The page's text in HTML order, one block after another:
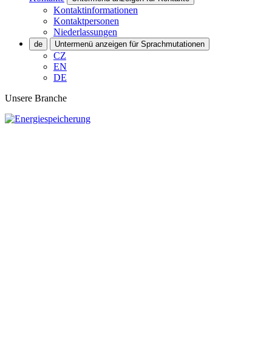
Kontaktinformationen
Kontaktpersonen
Niederlassungen
de Untermenü anzeigen für Sprachmutationen
CZ
EN
DE
Unsere Branche